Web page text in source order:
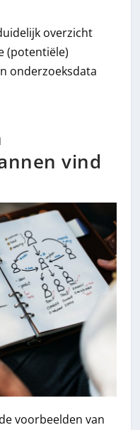
overzicht
(potentiële)
onderzoeksdata
vind
voorbeelden van